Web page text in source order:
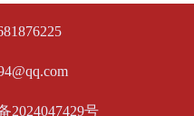
2024047429号